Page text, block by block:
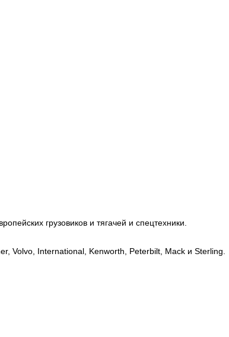
грузовиков и тягачей и спецтехники.
Volvo, International, Kenworth, Peterbilt, Mack и Sterling.